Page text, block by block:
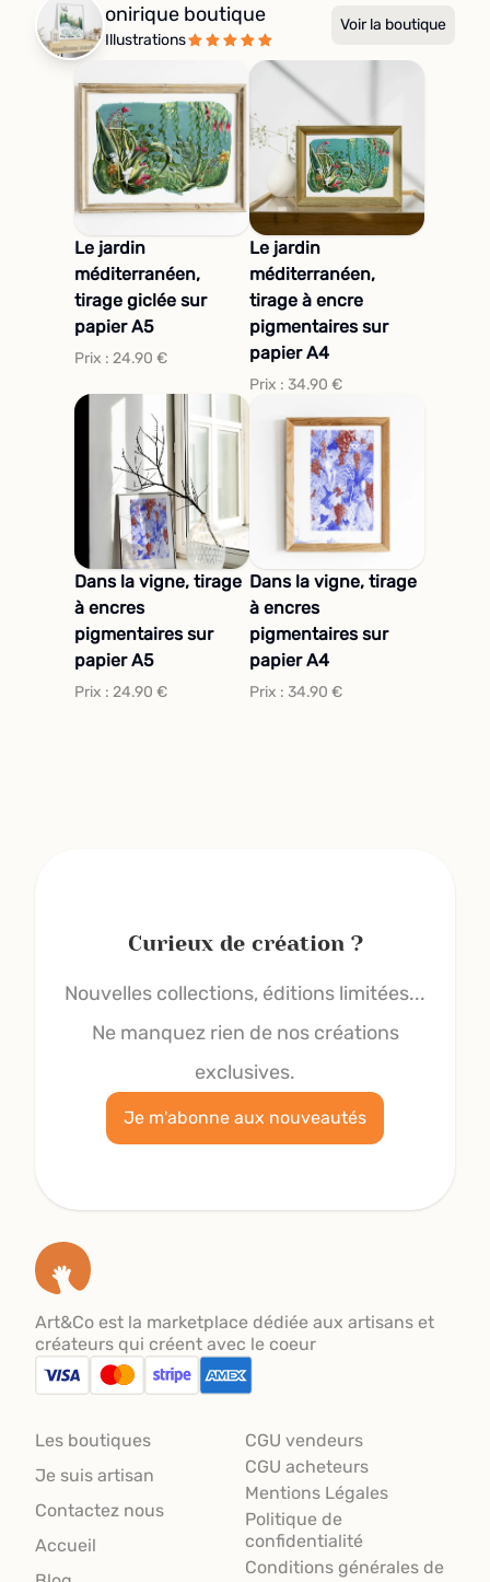
onirique boutique
Illustrations
Voir la boutique
Le jardin
méditerranéen,
tirage giclée sur
papier A5
Prix : 24.90 €
Le jardin
méditerranéen,
tirage à encre
pigmentaires sur
papier A4
Prix : 34.90 €
Dans la vigne, tirage
à encres
pigmentaires sur
papier A5
Prix : 24.90 €
Dans la vigne, tirage
à encres
pigmentaires sur
papier A4
Prix : 34.90 €
Curieux de création ?
Nouvelles collections, éditions limitées...
Ne manquez rien de nos créations
exclusives.
Je m'abonne aux nouveautés
Art&Co est la marketplace dédiée aux artisans et
créateurs qui créent avec le coeur
Les boutiques
Je suis artisan
Contactez nous
Accueil
CGU vendeurs
CGU acheteurs
Mentions Légales
Politique de
confidentialité
Conditions générales de